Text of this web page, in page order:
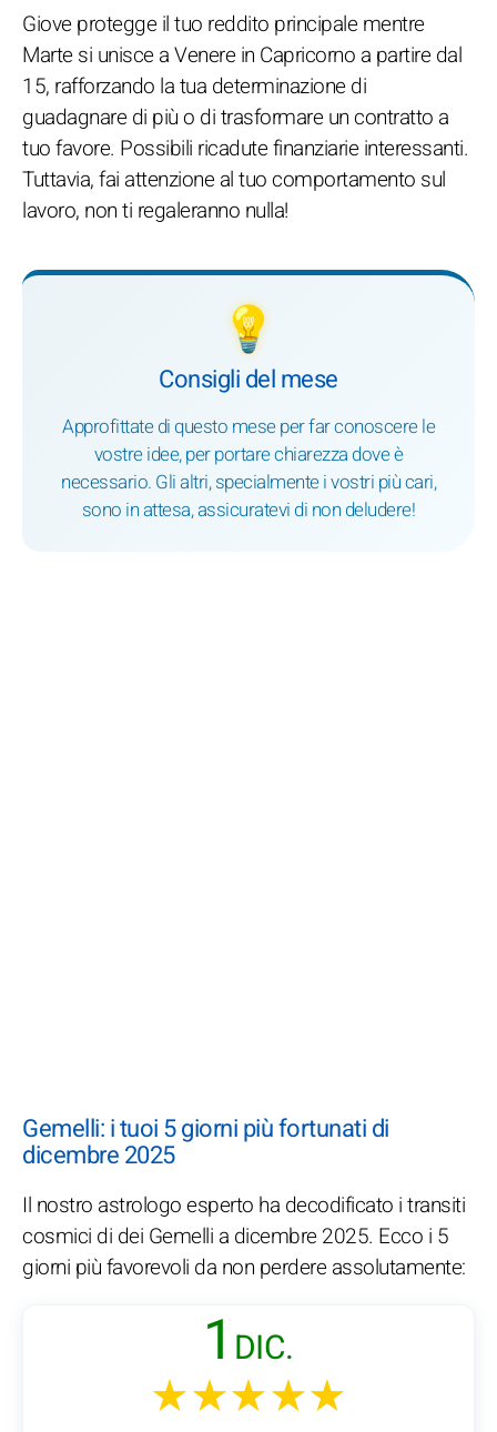
Giove protegge il tuo reddito principale mentre
Marte si unisce a Venere in Capricorno a partire dal
15, rafforzando la tua determinazione di
guadagnare di più o di trasformare un contratto a
tuo favore. Possibili ricadute finanziarie interessanti.
Tuttavia, fai attenzione al tuo comportamento sul
lavoro, non ti regaleranno nulla!
💡
Consigli del mese
Approfittate di questo mese per far conoscere le
vostre idee, per portare chiarezza dove è
necessario. Gli altri, specialmente i vostri più cari,
sono in attesa, assicuratevi di non deludere!
Gemelli: i tuoi 5 giorni più fortunati di
dicembre 2025
Il nostro astrologo esperto ha decodificato i transiti
cosmici di dei Gemelli a dicembre 2025. Ecco i 5
giorni più favorevoli da non perdere assolutamente:
1 DIC.
★★★★★